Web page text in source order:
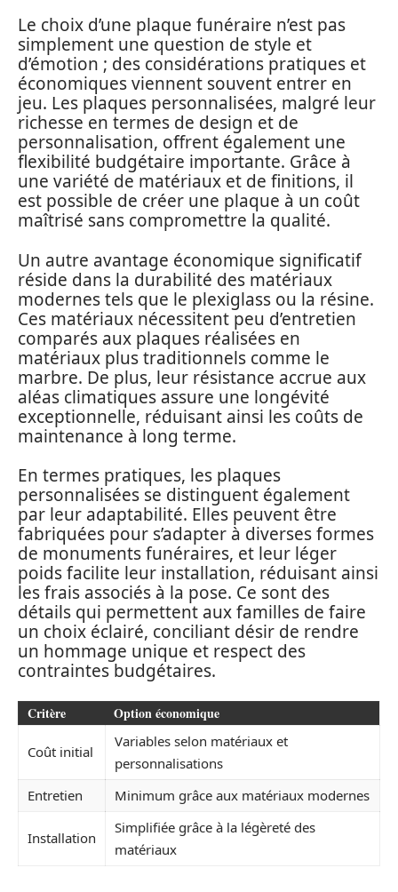
Le choix d’une plaque funéraire n’est pas
simplement une question de style et
d’émotion ; des considérations pratiques et
économiques viennent souvent entrer en
jeu. Les plaques personnalisées, malgré leur
richesse en termes de design et de
personnalisation, offrent également une
flexibilité budgétaire importante. Grâce à
une variété de matériaux et de finitions, il
est possible de créer une plaque à un coût
maîtrisé sans compromettre la qualité.
Un autre avantage économique significatif
réside dans la durabilité des matériaux
modernes tels que le plexiglass ou la résine.
Ces matériaux nécessitent peu d’entretien
comparés aux plaques réalisées en
matériaux plus traditionnels comme le
marbre. De plus, leur résistance accrue aux
aléas climatiques assure une longévité
exceptionnelle, réduisant ainsi les coûts de
maintenance à long terme.
En termes pratiques, les plaques
personnalisées se distinguent également
par leur adaptabilité. Elles peuvent être
fabriquées pour s’adapter à diverses formes
de monuments funéraires, et leur léger
poids facilite leur installation, réduisant ainsi
les frais associés à la pose. Ce sont des
détails qui permettent aux familles de faire
un choix éclairé, conciliant désir de rendre
un hommage unique et respect des
contraintes budgétaires.
Critère Option économique
Coût initial
Variables selon matériaux et
personnalisations
Entretien
Minimum grâce aux matériaux modernes
Installation
Simplifiée grâce à la légèreté des
matériaux